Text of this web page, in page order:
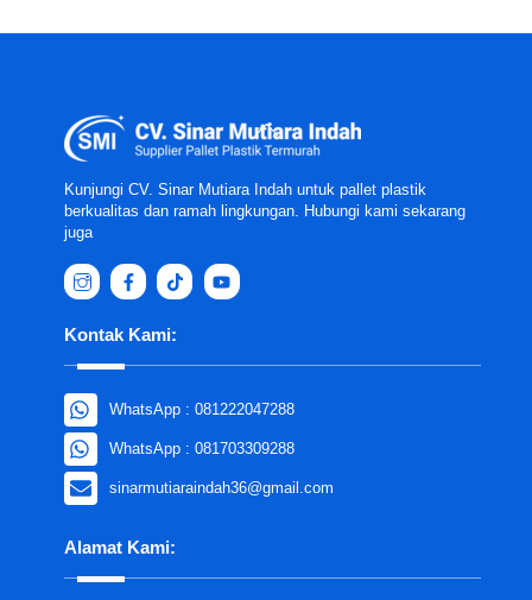
Back
To
Kunjungi CV. Sinar Mutiara Indah untuk pallet plastik
berkualitas dan ramah lingkungan. Hubungi kami sekarang
juga
Kontak Kami:
WhatsApp : 081222047288
WhatsApp : 081703309288
sinarmutiaraindah36@gmail.com
Alamat Kami: